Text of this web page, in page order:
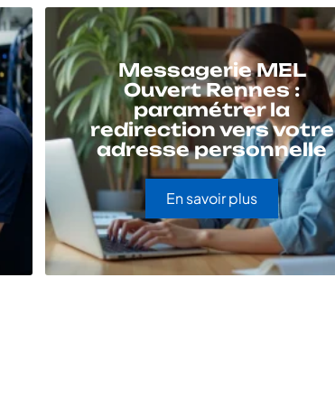
Messagerie MEL
Ouvert Rennes :
paramétrer la
redirection vers votre
adresse personnelle
En savoir plus